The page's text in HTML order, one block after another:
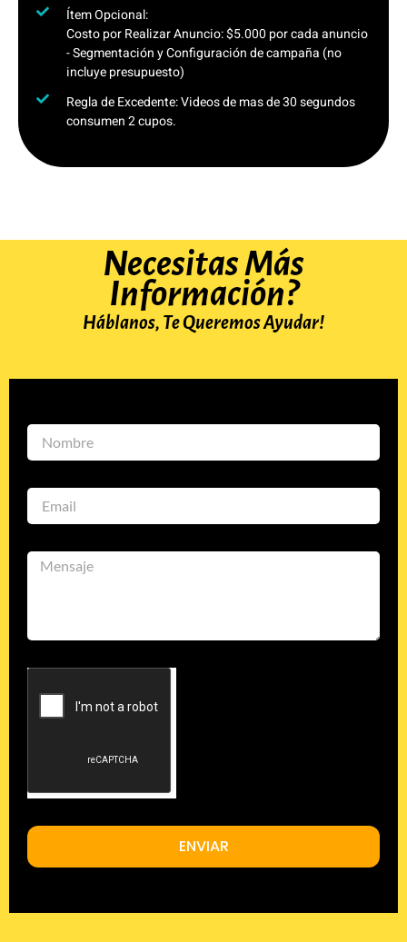
Ítem Opcional:
Costo por Realizar Anuncio: $5.000 por cada anuncio
- Segmentación y Configuración de campaña (no
incluye presupuesto)
Regla de Excedente: Videos de mas de 30 segundos
consumen 2 cupos.
Necesitas Más
Información?
Háblanos, Te Queremos Ayudar!
ENVIAR